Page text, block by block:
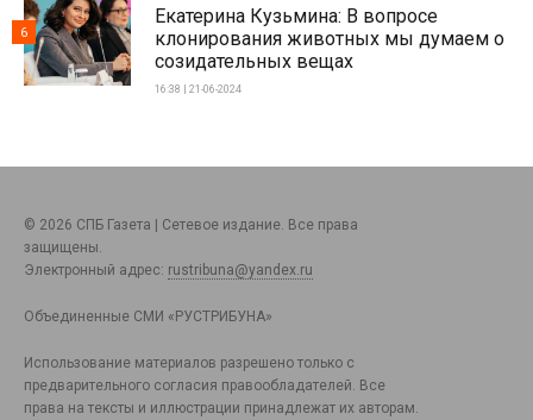
Екатерина Кузьмина: В вопросе
клонирования животных мы думаем о
созидательных вещах
16:38 | 21-06-2024
6
© 2026 СПБ Газета | Сетевое издание. Все права
защищены.
Электронный адрес: rustribuna@yandex.ru
Объединенные СМИ «РУСТРИБУНА»
Использование материалов разрешено только с
предварительного согласия правообладателей. Все
права на тексты и иллюстрации принадлежат их авторам.